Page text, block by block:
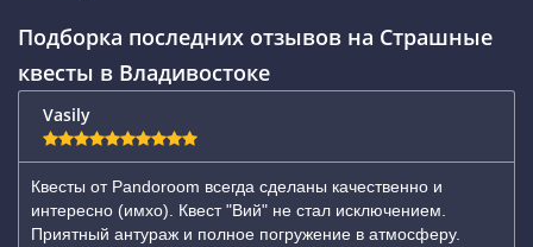
Подборка последних отзывов на Страшные
квесты в Владивостоке
Vasily
Квесты от Pandoroom всегда сделаны качественно и
интересно (имхо). Квест "Вий" не стал исключением.
Приятный антураж и полное погружение в атмосферу.